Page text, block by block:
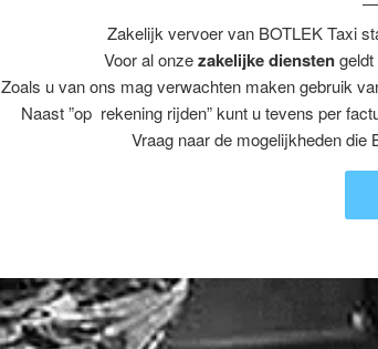
Zakelijk vervoer van BOTLEK Taxi
Voor al onzezakelijke diensten
Zoals u van ons mag verwachten maken gebruik
Naast ”op rekening rijden” kunt u tevens per
Vraag naar de mogelijkheden die